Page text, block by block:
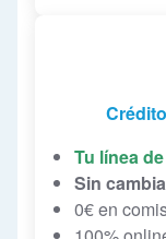
Tu línea
Sin
0€ en